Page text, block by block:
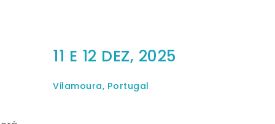
11 E 12 DEZ, 2025
Vilamoura, Portugal